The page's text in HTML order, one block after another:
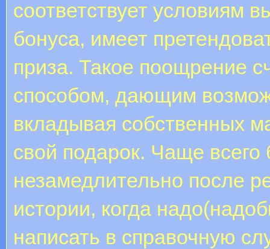
соответствует условиям
бонуса, имеет
приза. Такое поощрение
способом, дающим
вкладывая собственных
свой подарок. Чаще всего
незамедлительно после
истории, когда
написать в справочную